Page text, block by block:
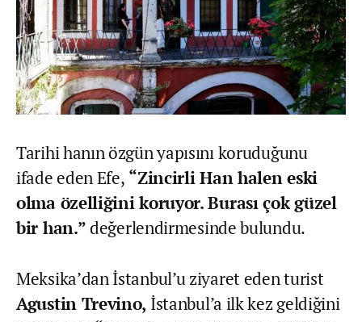
Tarihi hanın özgün yapısını koruduğunu
ifade eden Efe, “Zincirli Han halen eski
olma özelliğini koruyor. Burası çok güzel
bir han.”değerlendirmesinde bulundu.
Meksika’dan İstanbul’u ziyaret eden turist
Agustin Trevino, İstanbul’a ilk kez geldiğini